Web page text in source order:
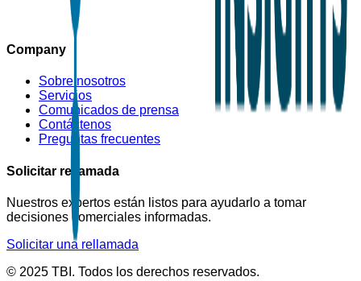
Company
Sobre nosotros
Servicios
Comunicados de prensa
Contáctenos
Preguntas frecuentes
Solicitar rellamada
Nuestros expertos están listos para ayudarlo a tomar
decisiones comerciales informadas.
Solicitar una rellamada
© 2025 TBI. Todos los derechos reservados.